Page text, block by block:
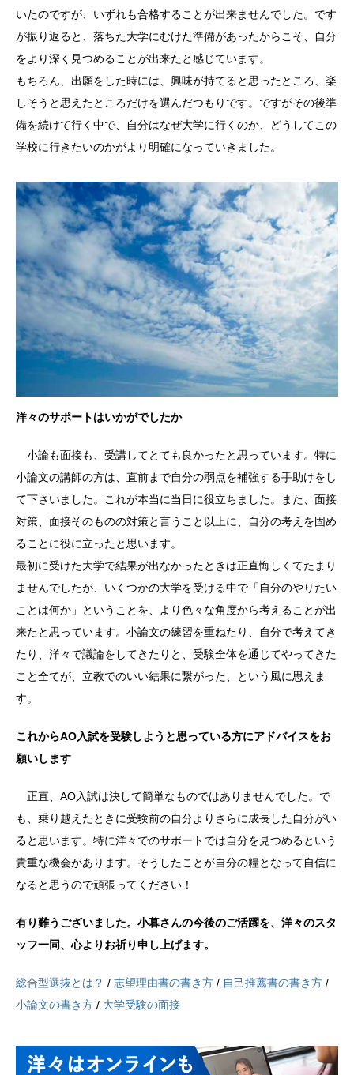
いたのですが、いずれも合格することが出来ませんでした。です
が振り返ると、落ちた大学にむけた準備があったからこそ、自分
をより深く見つめることが出来たと感じています。
もちろん、出願をした時には、興味が持てると思ったところ、楽
しそうと思えたところだけを選んだつもりです。ですがその後準
備を続けて行く中で、自分はなぜ大学に行くのか、どうしてこの
学校に行きたいのかがより明確になっていきました。
洋々のサポートはいかがでしたか
小論も面接も、受講してとても良かったと思っています。特に
小論文の講師の方は、直前まで自分の弱点を補強する手助けをし
て下さいました。これが本当に当日に役立ちました。また、面接
対策、面接そのものの対策と言うこと以上に、自分の考えを固め
ることに役に立ったと思います。
最初に受けた大学で結果が出なかったときは正直悔しくてたまり
ませんでしたが、いくつかの大学を受ける中で「自分のやりたい
ことは何か」ということを、より色々な角度から考えることが出
来たと思っています。小論文の練習を重ねたり、自分で考えてき
たり、洋々で議論をしてきたりと、受験全体を通じてやってきた
こと全てが、立教でのいい結果に繋がった、という風に思えま
す。
これからAO入試を受験しようと思っている方にアドバイスをお
願いします
正直、AO入試は決して簡単なものではありませんでした。で
も、乗り越えたときに受験前の自分よりさらに成長した自分がい
ると思います。特に洋々でのサポートでは自分を見つめるという
貴重な機会があります。そうしたことが自分の糧となって自信に
なると思うので頑張ってください！
有り難うございました。小暮さんの今後のご活躍を、洋々のスタ
ッフ一同、心よりお祈り申し上げます。
総合型選抜とは？ / 志望理由書の書き方 / 自己推薦書の書き方 /
小論文の書き方 / 大学受験の面接